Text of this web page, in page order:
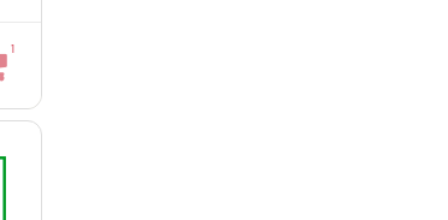
1